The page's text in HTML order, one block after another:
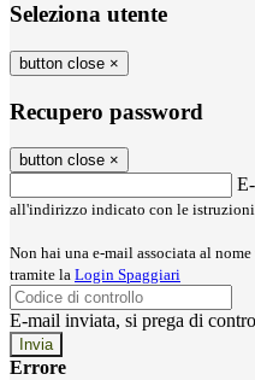
Seleziona utente
button close ×
Recupero password
button close ×
all'indirizzo indicato con le istruzioni
Non hai una e-mail associata al
tramite la Login Spaggiari
E-mail inviata, si prega di
Errore